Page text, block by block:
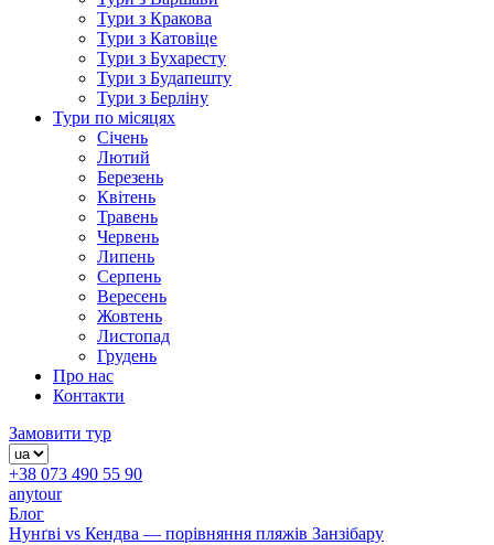
Тури з Кракова
Тури з Катовіце
Тури з Бухаресту
Тури з Будапешту
Тури з Берліну
Тури по місяцях
Січень
Лютий
Березень
Квітень
Травень
Червень
Липень
Серпень
Вересень
Жовтень
Листопад
Грудень
Про нас
Контакти
Замовити тур
+38 073 490 55 90
anytour
Блог
Нунґві vs Кендва — порівняння пляжів Занзібару